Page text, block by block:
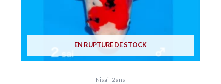
EN RUPTURE DE STOCK
Nisai | 2 ans